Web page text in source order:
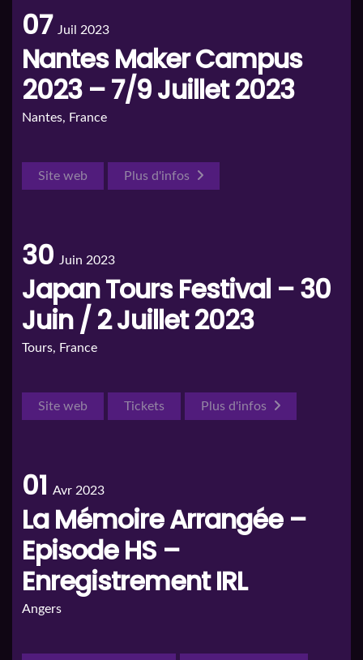
07 Juil 2023
Nantes Maker Campus
2023 – 7/9 Juillet 2023
Nantes, France
Site web Plus d'infos
30 Juin 2023
Japan Tours Festival – 30
Juin / 2 Juillet 2023
Tours, France
Site web Tickets Plus d'infos
01 Avr 2023
La Mémoire Arrangée –
Episode HS –
Enregistrement IRL
Angers